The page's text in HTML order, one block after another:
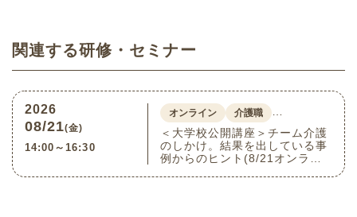
関連する研修・セミナー
2026
08/21(金)
14:00～16:30
オンライン 介護職
…
＜大学校公開講座＞チーム介護
のしかけ。結果を出している事
例からのヒント(8/21オンライ